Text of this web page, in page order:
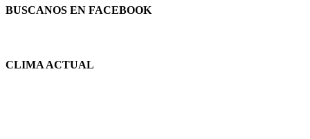
BUSCANOS EN FACEBOOK
CLIMA ACTUAL